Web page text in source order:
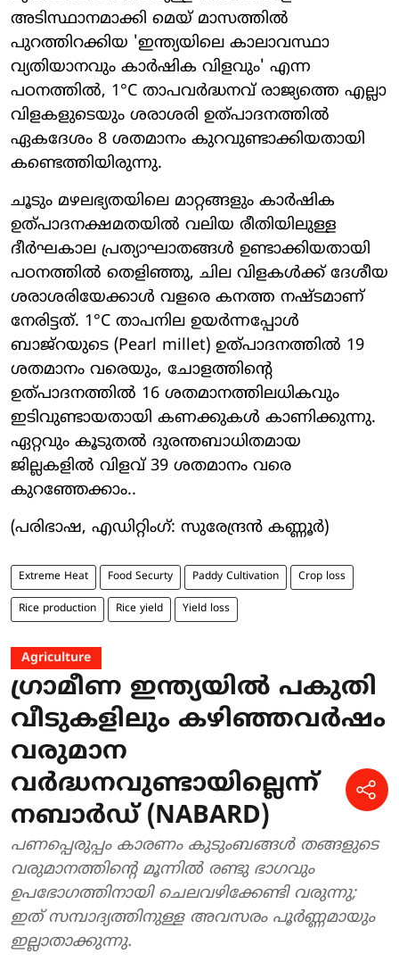
അടിസ്ഥാനമാക്കി മെയ് മാസത്തിൽ
പുറത്തിറക്കിയ 'ഇന്ത്യയിലെ കാലാവസ്ഥാ
വ്യതിയാനവും കാർഷിക വിളവും' എന്ന
പഠനത്തിൽ, 1°C താപവർദ്ധനവ് രാജ്യത്തെ എല്ലാ
വിളകളുടെയും ശരാശരി ഉത്പാദനത്തിൽ
ഏകദേശം 8 ശതമാനം കുറവുണ്ടാക്കിയതായി
കണ്ടെത്തിയിരുന്നു.
ചൂടും മഴലഭ്യതയിലെ മാറ്റങ്ങളും കാർഷിക
ഉത്പാദനക്ഷമതയിൽ വലിയ രീതിയിലുള്ള
ദീർഘകാല പ്രത്യാഘാതങ്ങൾ ഉണ്ടാക്കിയതായി
പഠനത്തിൽ തെളിഞ്ഞു, ചില വിളകൾക്ക് ദേശീയ
ശരാശരിയേക്കാൾ വളരെ കനത്ത നഷ്ടമാണ്
നേരിട്ടത്. 1°C താപനില ഉയർന്നപ്പോൾ
ബാജ്‌റയുടെ (Pearl millet) ഉത്പാദനത്തിൽ 19
ശതമാനം വരെയും, ചോളത്തിന്റെ
ഉത്പാദനത്തിൽ 16 ശതമാനത്തിലധികവും
ഇടിവുണ്ടായതായി കണക്കുകൾ കാണിക്കുന്നു.
ഏറ്റവും കൂടുതൽ ദുരന്തബാധിതമായ
ജില്ലകളിൽ വിളവ് 39 ശതമാനം വരെ
കുറഞ്ഞേക്കാം..
(പരിഭാഷ, എഡിറ്റിംഗ്: സുരേന്ദ്രൻ കണ്ണൂർ)
Extreme Heat Food Securty Paddy Cultivation Crop loss
Rice production Rice yield Yield loss
Agriculture
ഗ്രാമീണ ഇന്ത്യയിൽ പകുതി
വീടുകളിലും കഴിഞ്ഞവർഷം
വരുമാന
വർദ്ധനവുണ്ടായില്ലെന്ന്
നബാർഡ് (NABARD)
പണപ്പെരുപ്പം കാരണം കുടുംബങ്ങൾ തങ്ങളുടെ
വരുമാനത്തിന്റെ മൂന്നിൽ രണ്ടു ഭാഗവും
ഉപഭോഗത്തിനായി ചെലവഴിക്കേണ്ടി വരുന്നു;
ഇത് സമ്പാദ്യത്തിനുള്ള അവസരം പൂർണ്ണമായും
ഇല്ലാതാക്കുന്നു.